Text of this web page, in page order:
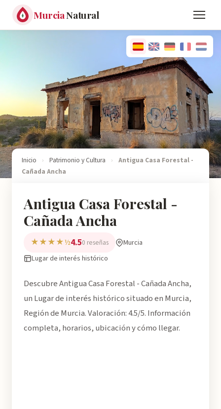
MurciaNatural
Inicio › Patrimonio y Cultura ›
Antigua Casa Forestal -
Cañada Ancha
Antigua Casa Forestal -
Cañada Ancha
★★★★½4.50 reseñas
Murcia
Lugar de interés histórico
Descubre Antigua Casa Forestal - Cañada Ancha,
un Lugar de interés histórico situado en Murcia,
Región de Murcia. Valoración: 4.5/5. Información
completa, horarios, ubicación y cómo llegar.